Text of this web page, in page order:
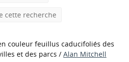
cette recherche
couleur feuillus caducifoliés des
et des parcs / Alan Mitchell